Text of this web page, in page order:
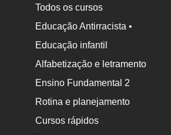
Todos os cursos
Educação Antirracista •
Educação infantil
Alfabetização e letramento
Ensino Fundamental 2
Rotina e planejamento
Cursos rápidos